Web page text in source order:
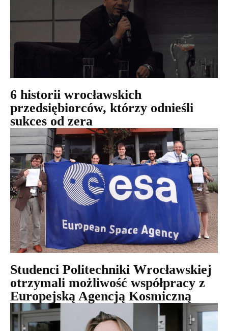
6 historii wrocławskich
przedsiębiorców, którzy odnieśli
sukces od zera
Studenci Politechniki Wrocławskiej
otrzymali możliwość współpracy z
Europejską Agencją Kosmiczną